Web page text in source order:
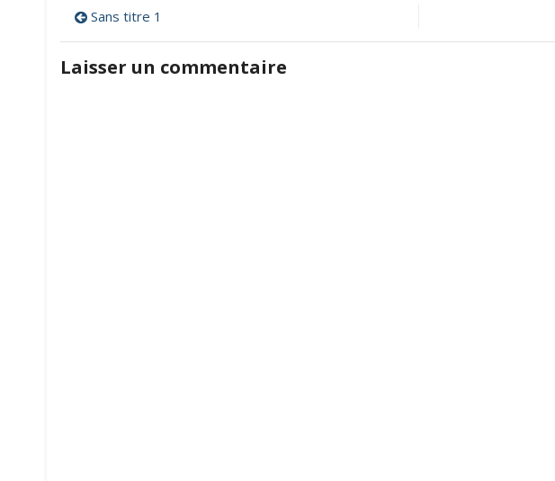
Navigation
de
l’article
Sans titre 1
Laisser un commentaire